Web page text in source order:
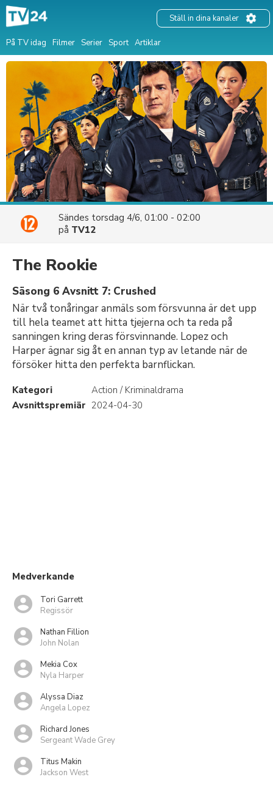
På TV idag Filmer Serier Sport Artiklar
Ställ in dina kanaler
Sändes torsdag 4/6, 01:00 - 02:00
på TV12
The Rookie
Säsong 6 Avsnitt 7: Crushed
När två tonåringar anmäls som försvunna är det upp
till hela teamet att hitta tjejerna och ta reda på
sanningen kring deras försvinnande. Lopez och
Harper ägnar sig åt en annan typ av letande när de
försöker hitta den perfekta barnflickan.
Kategori
Action / Kriminaldrama
Avsnittspremiär 2024-04-30
Medverkande
Tori Garrett
Regissör
Nathan Fillion
John Nolan
Mekia Cox
Nyla Harper
Alyssa Diaz
Angela Lopez
Richard Jones
Sergeant Wade Grey
Titus Makin
Jackson West